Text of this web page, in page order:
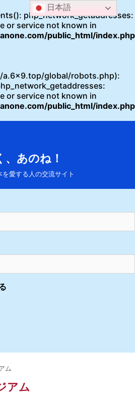
php_network_getaddresses:
or service not known in
public_html/index.php
a.6x9.top/global/robots.php):
or service not known in
public_html/index.php
、あのね！
を愛する人の交流サイト
ム
アム
日本語